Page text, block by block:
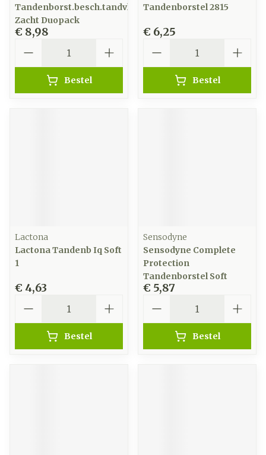
Tandenborst.besch.tandvlees
Zacht Duopack
€ 8,98
Bestel
Tandenborstel 2815
€ 6,25
Bestel
Lactona
Lactona Tandenb Iq Soft
1
€ 4,63
Bestel
Sensodyne
Sensodyne Complete
Protection
Tandenborstel Soft
€ 5,87
Bestel